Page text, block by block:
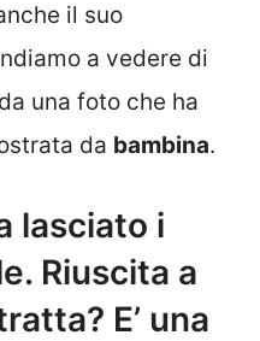
il suo
a vedere di
una foto che ha
da bambina.
lasciato i
Riuscita a
E’ una